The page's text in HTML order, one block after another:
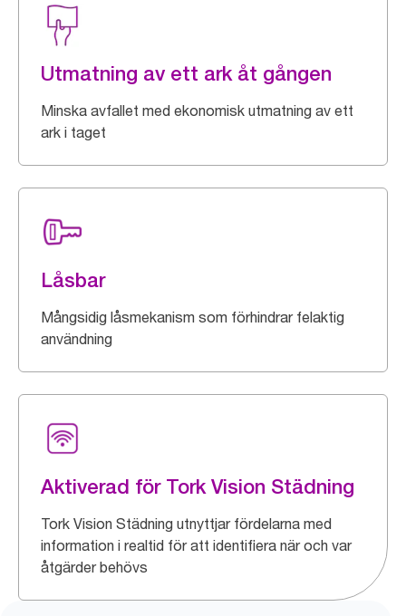
Utmatning av ett ark åt gången
Minska avfallet med ekonomisk utmatning av ett
ark i taget
Låsbar
Mångsidig låsmekanism som förhindrar felaktig
användning
Aktiverad för Tork Vision Städning
Tork Vision Städning utnyttjar fördelarna med
information i realtid för att identifiera när och var
åtgärder behövs